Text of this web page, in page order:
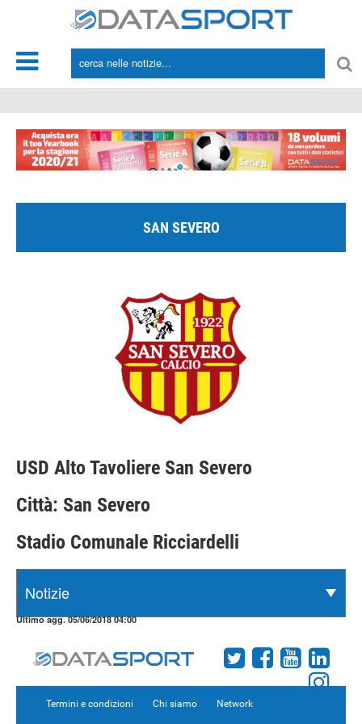
SAN SEVERO
USD Alto Tavoliere San Severo
Città: San Severo
Stadio Comunale Ricciardelli
Ultimo agg. 05/06/2018 04:00
Termini e condizioni Chi siamo Network